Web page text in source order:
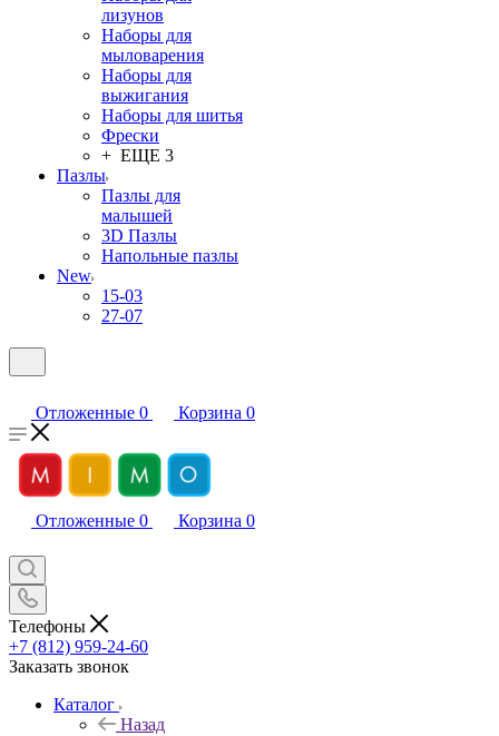
лизунов
Наборы для
мыловарения
Наборы для
выжигания
Наборы для шитья
Фрески
+ ЕЩЕ 3
Пазлы
Пазлы для
малышей
3D Пазлы
Напольные пазлы
New
15-03
27-07
Отложенные 0 Корзина 0
Отложенные 0 Корзина 0
Телефоны
+7 (812) 959-24-60
Заказать звонок
Каталог
Назад